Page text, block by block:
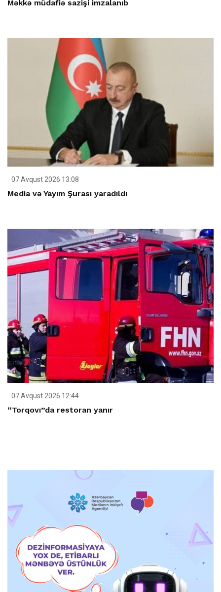
Məkkə müdafiə sazişi imzalanıb
07 Avqust 2026 13:08
Media və Yayım Şurası yaradıldı
07 Avqust 2026 12:44
“Torqovı”da restoran yanır